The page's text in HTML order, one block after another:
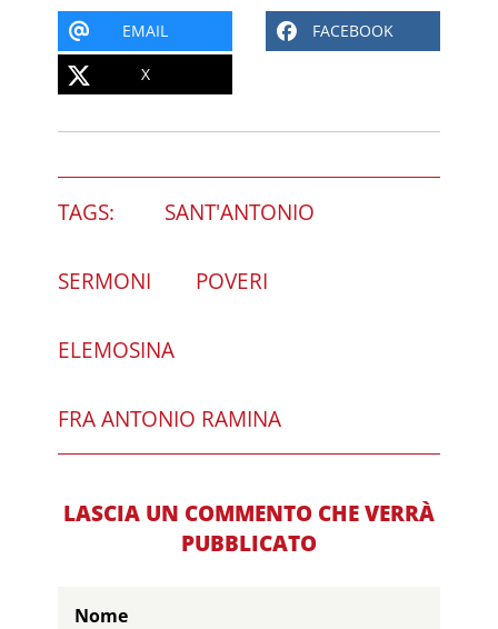
EMAIL FACEBOOK
X
TAGS: SANT'ANTONIO
SERMONI POVERI
ELEMOSINA
FRA ANTONIO RAMINA
LASCIA UN COMMENTO CHE VERRÀ
PUBBLICATO
Nome